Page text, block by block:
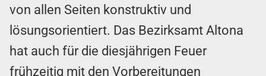
von allen Seiten konstruktiv und
lösungsorientiert. Das Bezirksamt Altona
hat auch für die diesjährigen Feuer
frühzeitig mit den Vorbereitungen